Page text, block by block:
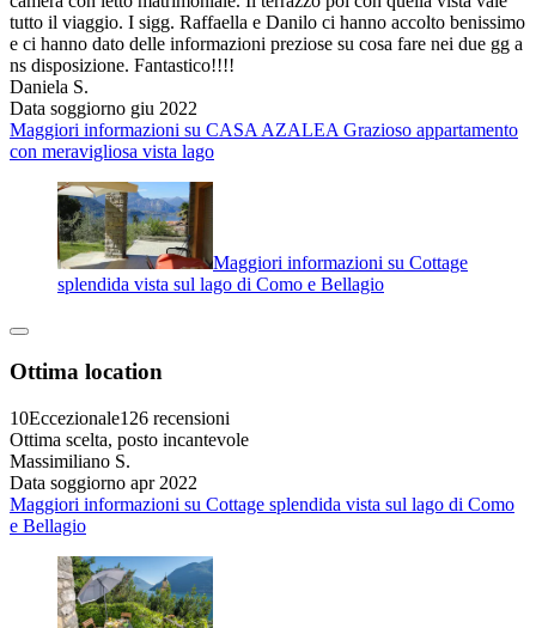
tutto il viaggio. I sigg. Raffaella e Danilo ci hanno accolto benissimo
e ci hanno dato delle informazioni preziose su cosa fare nei due gg a
ns disposizione. Fantastico!!!!
Daniela S.
Data soggiorno giu 2022
Maggiori informazioni su CASA AZALEA Grazioso appartamento
con meravigliosa vista lago
Maggiori informazioni su Cottage
splendida vista sul lago di Como e Bellagio
Ottima location
10Eccezionale126 recensioni
Ottima scelta, posto incantevole
Massimiliano S.
Data soggiorno apr 2022
Maggiori informazioni su Cottage splendida vista sul lago di Como
e Bellagio